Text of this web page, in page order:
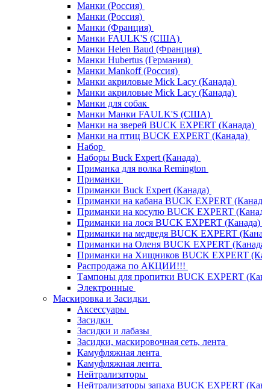
Манки (Россия)
Манки (Россия)
Манки (Франция)
Манки FAULK'S (США)
Манки Helen Baud (Франция)
Манки Hubertus (Германия)
Манки Mankoff (Россия)
Манки акриловые Mick Lacy (Канада)
Манки акриловые Mick Lacy (Канада)
Манки для собак
Манки Манки FAULK'S (США)
Манки на зверей BUCK EXPERT (Канада)
Манки на птиц BUCK EXPERT (Канада)
Набор
Наборы Buck Expert (Канада)
Приманка для волка Remington
Приманки
Приманки Buck Expert (Канада)
Приманки на кабана BUCK EXPERT
Приманки на косулю BUCK EXPERT
Приманки на лося BUCK EXPERT (Канада)
Приманки на медведя BUCK EXPERT
Приманки на Оленя BUCK EXPERT
Приманки на Хищников BUCK EXPERT
Распродажа по АКЦИИ!!!
Тампоны для пропитки BUCK EXPERT
Электронные
Маскировка и Засидки
Аксессуары
Засидки
Засидки и лабазы
Засидки, маскировочная сеть, лента
Камуфляжная лента
Камуфляжная лента
Нейтрализаторы
Нейтрализаторы запаха BUCK EXPERT